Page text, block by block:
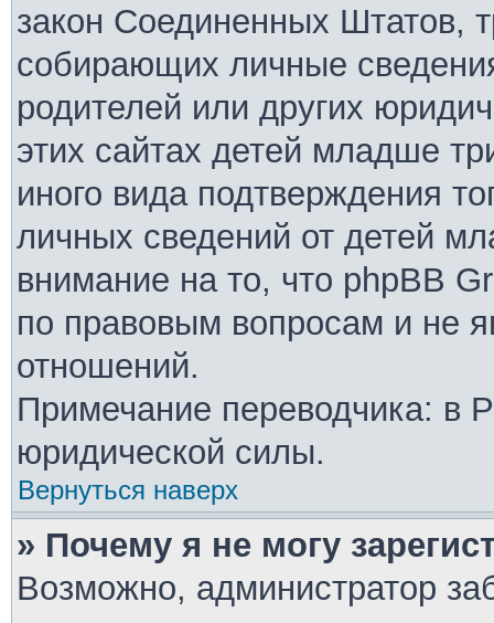
закон Соединенных Штатов,
собирающих личные
родителей или других
этих сайтах детей младше
иного вида подтверждения
личных сведений от детей
внимание на то, что phpBB
по правовым вопросам и не
отношений.
Примечание переводчика: в
юридической силы.
Вернуться наверх
» Почему я не могу
Возможно, администратор